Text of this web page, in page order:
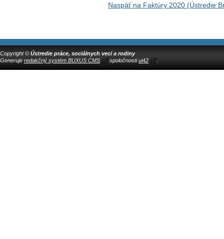
Naspäť na Faktúry 2020 (Ústredie
Copyright © Ústredie práce, sociálnych vecí a rodiny
Generuje redakčný systém BUXUS CMS spoločnostiui42